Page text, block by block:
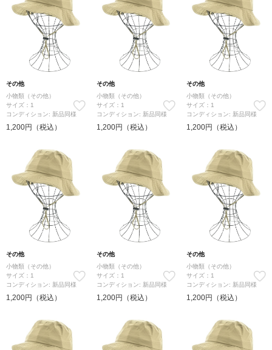
その他
小物類（その他）
サイズ：1
コンディション: 新品同様
1,200円（税込）
その他
小物類（その他）
サイズ：1
コンディション: 新品同様
1,200円（税込）
その他
小物類（その他）
サイズ：1
コンディション: 新品同様
1,200円（税込）
その他
小物類（その他）
サイズ：1
コンディション: 新品同様
1,200円（税込）
その他
小物類（その他）
サイズ：1
コンディション: 新品同様
1,200円（税込）
その他
小物類（その他）
サイズ：1
コンディション: 新品同様
1,200円（税込）